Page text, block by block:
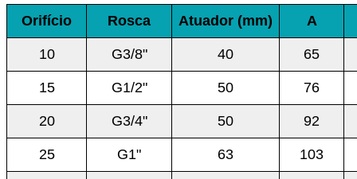
Orifício Rosca Atuador (mm) A
10 G3/8" 40 65
15 G1/2" 50 76
20 G3/4" 50 92
25 G1" 63 103